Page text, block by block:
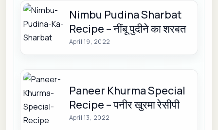
Nimbu Pudina Sharbat
Recipe – नींबू पुदीने का शरबत
April 19, 2022
Paneer Khurma Special
Recipe – पनीर खुरमा रेसीपी
April 13, 2022